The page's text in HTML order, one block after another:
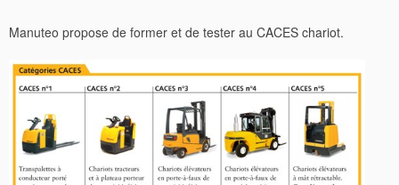
Manuteo propose de former et de tester au CACES chariot.